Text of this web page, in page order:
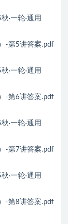
·一轮·通用
-第5讲答案.pdf
·一轮·通用
-第6讲答案.pdf
·一轮·通用
-第7讲答案.pdf
·一轮·通用
-第8讲答案.pdf